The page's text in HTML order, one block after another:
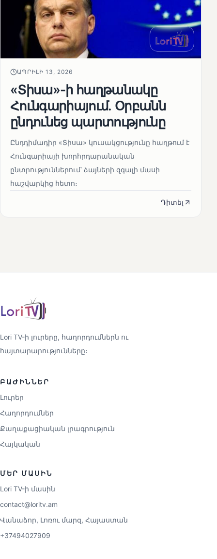
ԱՊՐԻԼԻ 13, 2026
«Տիսա»-ի հաղթանակը
Հունգարիայում․ Օրբանն
ընդունեց պարտությունը
Ընդդիմադիր «Տիսա» կուսակցությունը հաղթում է
Հունգարիայի խորհրդարանական
ընտրություններում՝ ձայների զգալի մասի
հաշվարկից հետո։
Դիտել
Lori TV-ի լուրերը, հաղորդումներն ու
հայտարարությունները։
ԲԱԺԻՆՆԵՐ
Լուրեր
Հաղորդումներ
Քաղաքացիական լրագրություն
Հայկական
ՄԵՐ ՄԱՍԻՆ
Lori TV-ի մասին
contact@loritv.am
Վանաձոր, Լոռու մարզ, Հայաստան
+37494027909